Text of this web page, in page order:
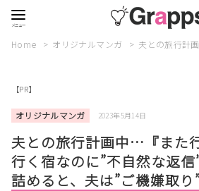
Home オリジナルマンガ 夫との旅行計
【PR】
オリジナルマンガ 2023年5月14日
夫との旅行計画中…『また
行く宿なのに”不自然な返
詰めると、夫は”ご機嫌取り